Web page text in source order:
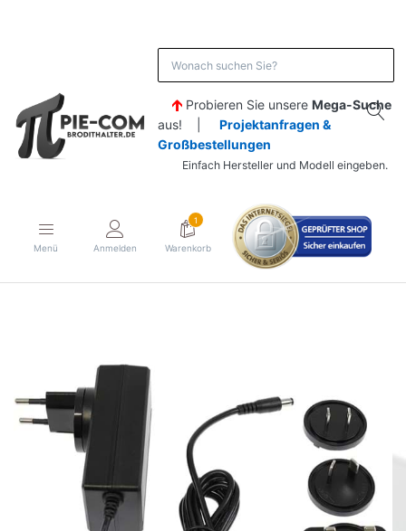
Probieren Sie unsere Mega-Suche
aus! | Projektanfragen &
Großbestellungen
Einfach Hersteller und Modell eingeben.
Menü Anmelden
1
Warenkorb